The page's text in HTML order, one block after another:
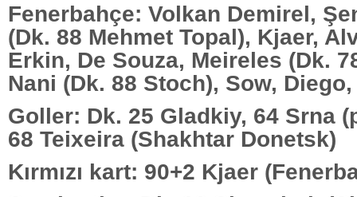
Fenerbahçe: Volkan Demirel,
(Dk. 88 Mehmet Topal), Kjaer,
Erkin, De Souza, Meireles (Dk.
Nani (Dk. 88 Stoch), Sow,
Goller: Dk. 25 Gladkiy, 64 Srna
68 Teixeira (Shakhtar Donetsk)
Kırmızı kart: 90+2 Kjaer